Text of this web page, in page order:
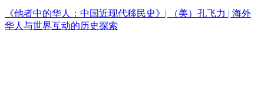
《他者中的华人：中国近现代移民史》| （美）孔飞力 | 海外
华人与世界互动的历史探索